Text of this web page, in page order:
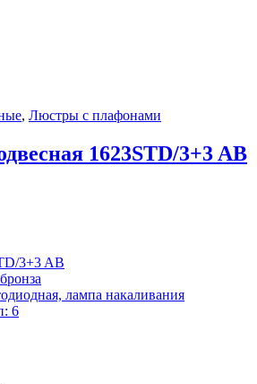
, Люстры с плафонами
1623STD/3+3 AB
3+3 AB
лампа накаливания
6